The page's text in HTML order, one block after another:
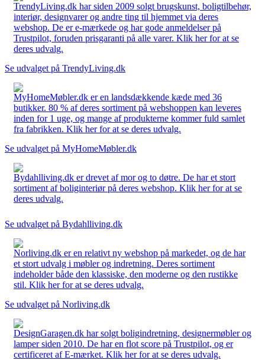
TrendyLiving.dk har siden 2009 solgt brugskunst, boligtilbehør,
interiør, designvarer og andre ting til hjemmet via deres
webshop. De er e-mærkede og har gode anmeldelser på
Trustpilot, foruden prisgaranti på alle varer. Klik her for at se
deres udvalg.
Se udvalget på TrendyLiving.dk
MyHomeMøbler.dk er en landsdækkende kæde med 36
butikker. 80 % af deres sortiment på webshoppen kan leveres
inden for 1 uge, og mange af produkterne kommer fuld samlet
fra fabrikken. Klik her for at se deres udvalg.
Se udvalget på MyHomeMøbler.dk
Bydahlliving.dk er drevet af mor og to døtre. De har et stort
sortiment af boliginteriør på deres webshop. Klik her for at se
deres udvalg.
Se udvalget på Bydahlliving.dk
Norliving.dk er en relativt ny webshop på markedet, og de har
et stort udvalg i møbler og indretning. Deres sortiment
indeholder både den klassiske, den moderne og den rustikke
stil. Klik her for at se deres udvalg.
Se udvalget på Norliving.dk
DesignGaragen.dk har solgt boligindretning, designermøbler og
lamper siden 2010. De har en flot score på Trustpilot, og er
certificeret af E-mærket. Klik her for at se deres udvalg.